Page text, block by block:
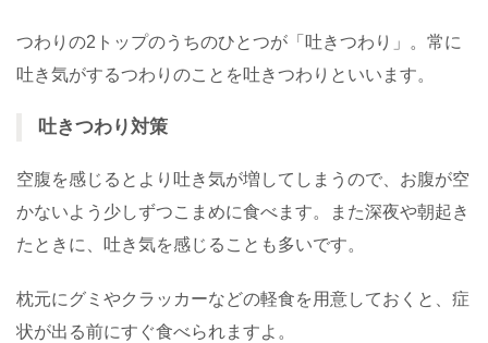
つわりの2トップのうちのひとつが「吐きつわり」。常に
吐き気がするつわりのことを吐きつわりといいます。
吐きつわり対策
空腹を感じるとより吐き気が増してしまうので、お腹が空
かないよう少しずつこまめに食べます。また深夜や朝起き
たときに、吐き気を感じることも多いです。
枕元にグミやクラッカーなどの軽食を用意しておくと、症
状が出る前にすぐ食べられますよ。